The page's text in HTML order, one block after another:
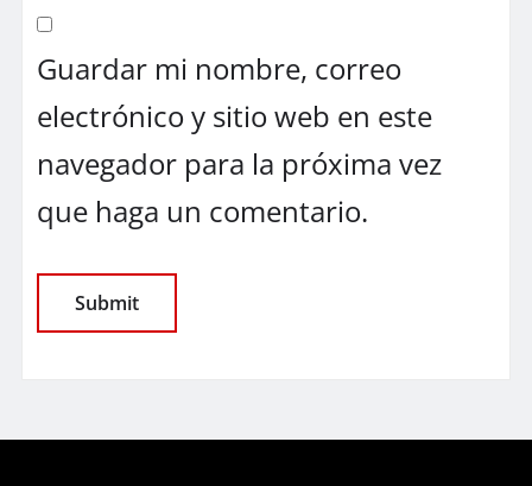
Guardar mi nombre, correo
electrónico y sitio web en este
navegador para la próxima vez
que haga un comentario.